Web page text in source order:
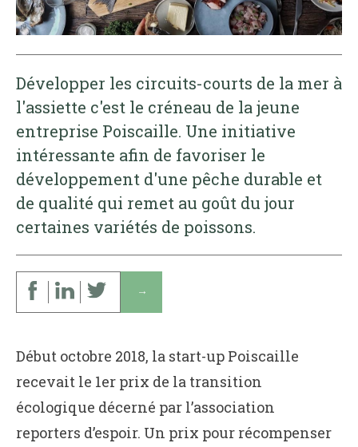
Développer les circuits-courts de la mer à
l'assiette c'est le créneau de la jeune
entreprise Poiscaille. Une initiative
intéressante afin de favoriser le
développement d'une pêche durable et
de qualité qui remet au goût du jour
certaines variétés de poissons.
↓
Début octobre 2018, la start-up Poiscaille
recevait le 1er prix de la transition
écologique décerné par l’association
reporters d’espoir. Un prix pour récompenser